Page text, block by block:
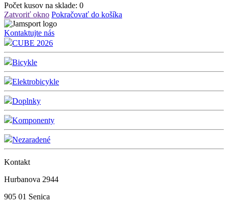
Počet kusov na sklade: 0
Zatvoriť okno Pokračovať do košíka
Kontaktujte nás
CUBE 2026
Bicykle
Elektrobicykle
Doplnky
Komponenty
Nezaradené
Kontakt
Hurbanova 2944
905 01 Senica